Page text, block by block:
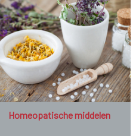
Homeopatische middelen